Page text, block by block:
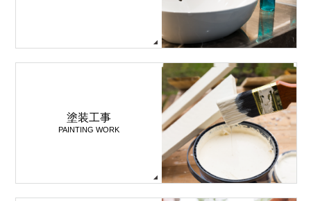
塗装工事
PAINTING WORK